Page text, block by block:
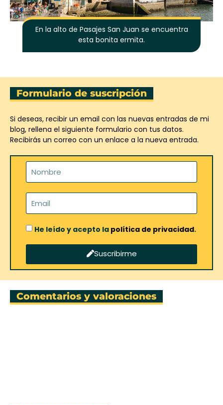
En la alto de Pasajes San Juan se encuentra
esta bonita ermita.
Formulario de suscripción
Si deseas, recibir un email con las nuevas entradas de mi
blog, rellena el siguiente formulario con tus datos.
Recibirás un correo con un enlace a la nueva entrada.
He leído y acepto la política de privacidad.
Suscribirme
Comentarios y valoraciones